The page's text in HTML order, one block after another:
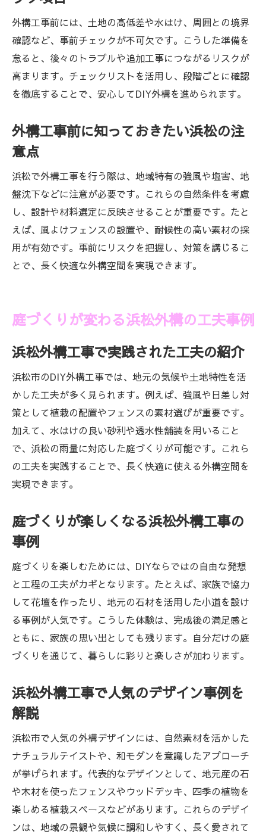
外構工事前には、土地の高低差や水はけ、周囲との境界
確認など、事前チェックが不可欠です。こうした準備を
怠ると、後々のトラブルや追加工事につながるリスクが
高まります。チェックリストを活用し、段階ごとに確認
を徹底することで、安心してDIY外構を進められます。
外構工事前に知っておきたい浜松の注
意点
浜松で外構工事を行う際は、地域特有の強風や塩害、地
盤沈下などに注意が必要です。これらの自然条件を考慮
し、設計や材料選定に反映させることが重要です。たと
えば、風よけフェンスの設置や、耐候性の高い素材の採
用が有効です。事前にリスクを把握し、対策を講じるこ
とで、長く快適な外構空間を実現できます。
庭づくりが変わる浜松外構の工夫事例
浜松外構工事で実践された工夫の紹介
浜松市のDIY外構工事では、地元の気候や土地特性を活
かした工夫が多く見られます。例えば、強風や日差し対
策として植栽の配置やフェンスの素材選びが重要です。
加えて、水はけの良い砂利や透水性舗装を用いること
で、浜松の雨量に対応した庭づくりが可能です。これら
の工夫を実践することで、長く快適に使える外構空間を
実現できます。
庭づくりが楽しくなる浜松外構工事の
事例
庭づくりを楽しむためには、DIYならではの自由な発想
と工程の工夫がカギとなります。たとえば、家族で協力
して花壇を作ったり、地元の石材を活用した小道を設け
る事例が人気です。こうした体験は、完成後の満足感と
ともに、家族の思い出としても残ります。自分だけの庭
づくりを通じて、暮らしに彩りと楽しさが加わります。
浜松外構工事で人気のデザイン事例を
解説
浜松市で人気の外構デザインには、自然素材を活かした
ナチュラルテイストや、和モダンを意識したアプローチ
が挙げられます。代表的なデザインとして、地元産の石
や木材を使ったフェンスやウッドデッキ、四季の植物を
楽しめる植栽スペースなどがあります。これらのデザイ
ンは、地域の景観や気候に調和しやすく、長く愛されて